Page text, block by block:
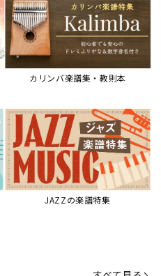
すべて見る
【第16回公開】ヨーロッパを拠点
に世界を駆けまわる阿部加奈子の
今に迫る